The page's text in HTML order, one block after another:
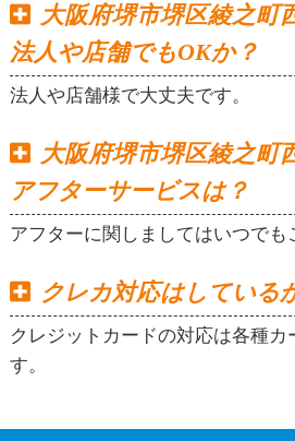
大阪府堺市堺区綾之町
法人や店舗でもOKか？
法人や店舗様で大丈夫です。
大阪府堺市堺区綾之町
アフターサービスは？
アフターに関しましてはいつでも
クレカ対応はしている
クレジットカードの対応は各種カ
す。